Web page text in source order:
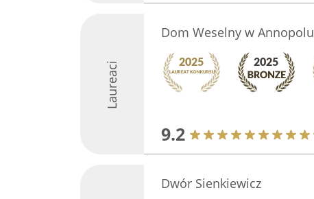
Laureaci
Dom Weselny w Annopolu
9.2
Dwór Sienkiewicz